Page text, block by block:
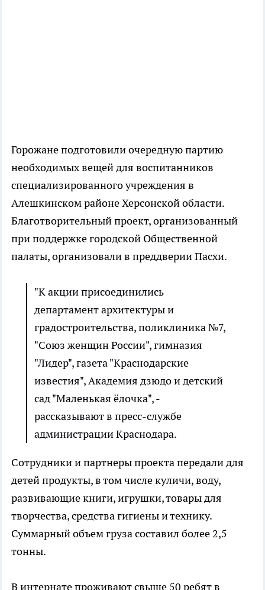
Горожане подготовили очередную партию
необходимых вещей для воспитанников
специализированного учреждения в
Алешкинском районе Херсонской области.
Благотворительный проект, организованный
при поддержке городской Общественной
палаты, организовали в преддверии Пасхи.
"К акции присоединились
департамент архитектуры и
градостроительства, поликлиника №7,
"Союз женщин России", гимназия
"Лидер", газета "Краснодарские
известия", Академия дзюдо и детский
сад "Маленькая ёлочка", -
рассказывают в пресс-службе
администрации Краснодара.
Сотрудники и партнеры проекта передали для
детей продукты, в том числе куличи, воду,
развивающие книги, игрушки, товары для
творчества, средства гигиены и технику.
Суммарный объем груза составил более 2,5
тонны.
В интернате проживают свыше 50 ребят в